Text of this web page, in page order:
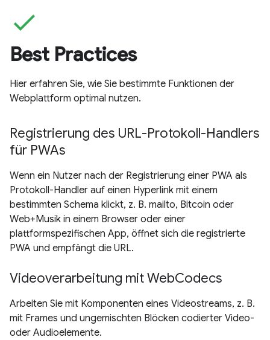
check
Best Practices
Hier erfahren Sie, wie Sie bestimmte Funktionen der
Webplattform optimal nutzen.
Registrierung des URL-Protokoll-Handlers
für PWAs
Wenn ein Nutzer nach der Registrierung einer PWA als
Protokoll-Handler auf einen Hyperlink mit einem
bestimmten Schema klickt, z. B. mailto, Bitcoin oder
Web+Musik in einem Browser oder einer
plattformspezifischen App, öffnet sich die registrierte
PWA und empfängt die URL.
Videoverarbeitung mit WebCodecs
Arbeiten Sie mit Komponenten eines Videostreams, z. B.
mit Frames und ungemischten Blöcken codierter Video-
oder Audioelemente.